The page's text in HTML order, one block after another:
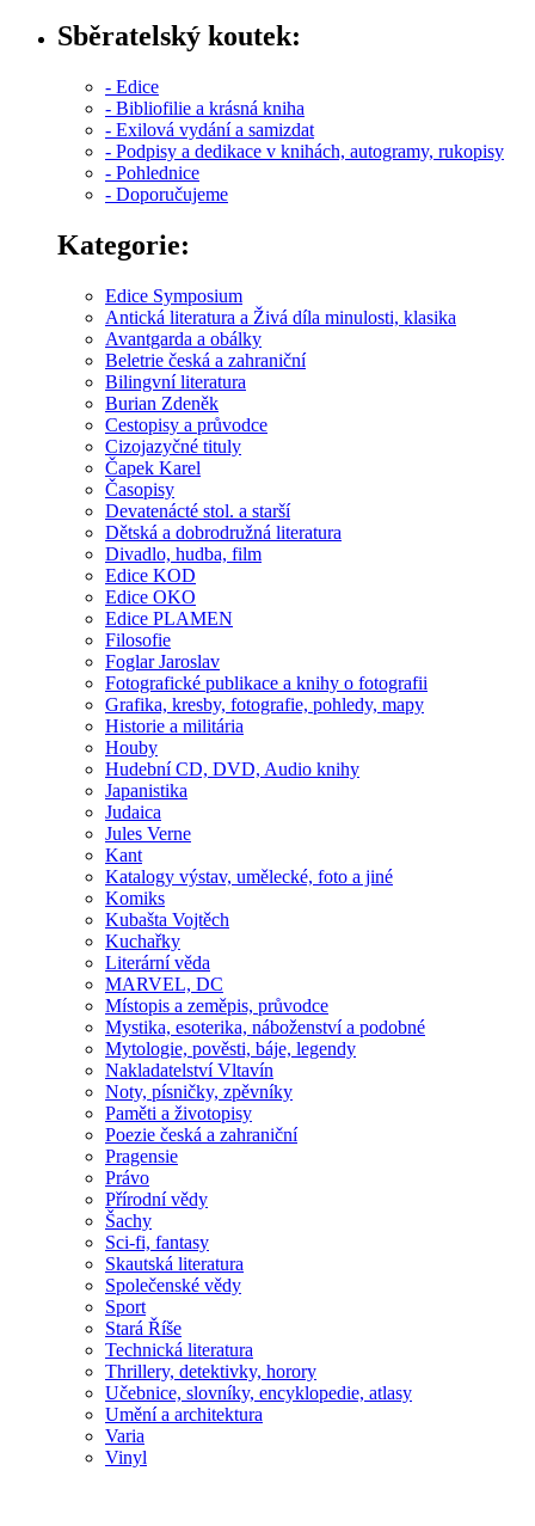
Sběratelský koutek:
- Edice
- Bibliofilie a krásná kniha
- Exilová vydání a samizdat
- Podpisy a dedikace v knihách, autogramy, rukopisy
- Pohlednice
- Doporučujeme
Kategorie:
Edice Symposium
Antická literatura a Živá díla minulosti, klasika
Avantgarda a obálky
Beletrie česká a zahraniční
Bilingvní literatura
Burian Zdeněk
Cestopisy a průvodce
Cizojazyčné tituly
Čapek Karel
Časopisy
Devatenácté stol. a starší
Dětská a dobrodružná literatura
Divadlo, hudba, film
Edice KOD
Edice OKO
Edice PLAMEN
Filosofie
Foglar Jaroslav
Fotografické publikace a knihy o fotografii
Grafika, kresby, fotografie, pohledy, mapy
Historie a militária
Houby
Hudební CD, DVD, Audio knihy
Japanistika
Judaica
Jules Verne
Kant
Katalogy výstav, umělecké, foto a jiné
Komiks
Kubašta Vojtěch
Kuchařky
Literární věda
MARVEL, DC
Místopis a zeměpis, průvodce
Mystika, esoterika, náboženství a podobné
Mytologie, pověsti, báje, legendy
Nakladatelství Vltavín
Noty, písničky, zpěvníky
Paměti a životopisy
Poezie česká a zahraniční
Pragensie
Právo
Přírodní vědy
Šachy
Sci-fi, fantasy
Skautská literatura
Společenské vědy
Sport
Stará Říše
Technická literatura
Thrillery, detektivky, horory
Učebnice, slovníky, encyklopedie, atlasy
Umění a architektura
Varia
Vinyl